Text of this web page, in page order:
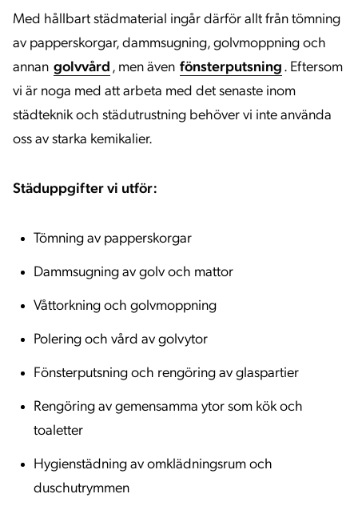
Med hållbart städmaterial ingår därför allt från tömning
av papperskorgar, dammsugning, golvmoppning och
annan golvvård , men även fönsterputsning . Eftersom
vi är noga med att arbeta med det senaste inom
städteknik och städutrustning behöver vi inte använda
oss av starka kemikalier.
Städuppgifter vi utför:
Tömning av papperskorgar
Dammsugning av golv och mattor
Våttorkning och golvmoppning
Polering och vård av golvytor
Fönsterputsning och rengöring av glaspartier
Rengöring av gemensamma ytor som kök och
toaletter
Hygienstädning av omklädningsrum och
duschutrymmen